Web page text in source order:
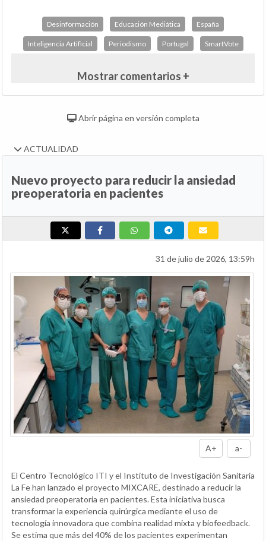
Desinformación Educación Mediática España
Inteligencia Artificial Periodismo Portugal SmartVote
Mostrar comentarios +
Abrir página en versión completa
ACTUALIDAD
Nuevo proyecto para reducir la ansiedad
preoperatoria en pacientes
31 de julio de 2026, 13:59h
A+ a-
El Centro Tecnológico ITI y el Instituto de Investigación Sanitaria
La Fe han lanzado el proyecto MIXCARE, destinado a reducir la
ansiedad preoperatoria en pacientes. Esta iniciativa busca
transformar la experiencia quirúrgica mediante el uso de
tecnología innovadora que combina realidad mixta y biofeedback.
Se estima que más del 40% de los pacientes experimentan